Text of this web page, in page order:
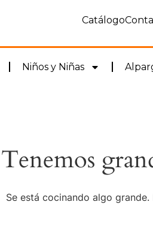
Catálogo
Niños y Niñas
Tenemos
Se está cocinando algo